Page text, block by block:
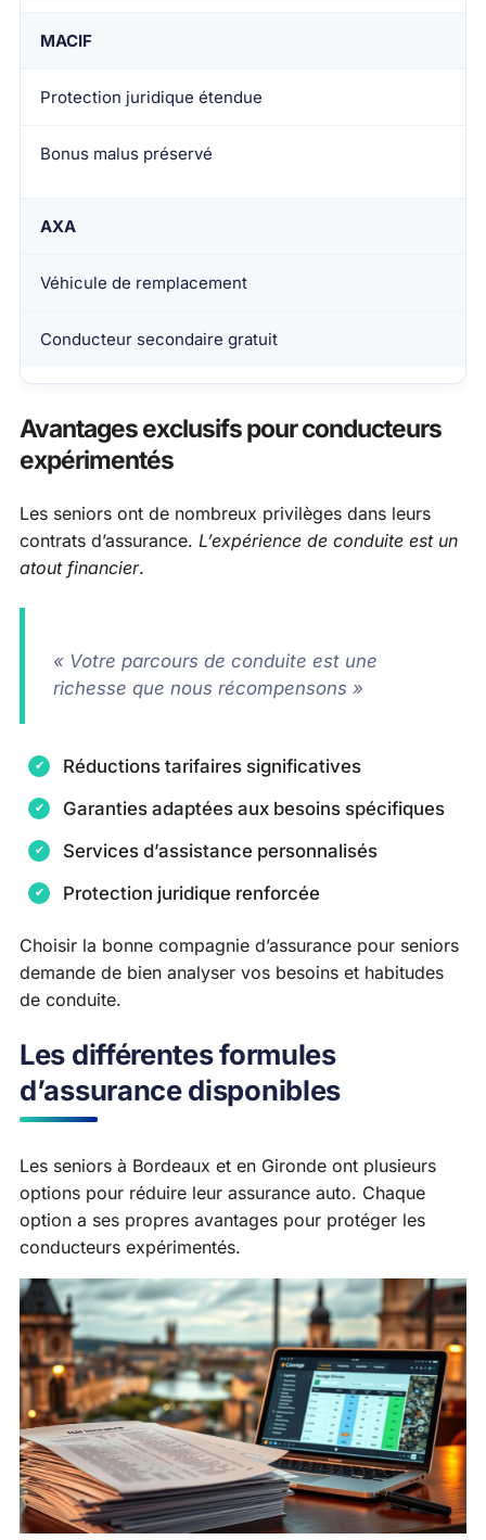
MACIF
Protection juridique étendue
Bonus malus préservé
AXA
Véhicule de remplacement
Conducteur secondaire gratuit
Avantages exclusifs pour conducteurs
expérimentés
Les seniors ont de nombreux privilèges dans leurs
contrats d’assurance. L’expérience de conduite est un
atout financier.
« Votre parcours de conduite est une
richesse que nous récompensons »
Réductions tarifaires significatives
Garanties adaptées aux besoins spécifiques
Services d’assistance personnalisés
Protection juridique renforcée
Choisir la bonne compagnie d’assurance pour seniors
demande de bien analyser vos besoins et habitudes
de conduite.
Les différentes formules
d’assurance disponibles
Les seniors à Bordeaux et en Gironde ont plusieurs
options pour réduire leur assurance auto. Chaque
option a ses propres avantages pour protéger les
conducteurs expérimentés.